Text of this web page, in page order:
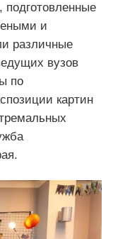
подготовленные
и
различные
вузов
по
картин